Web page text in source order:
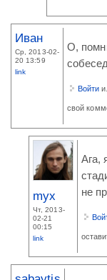
Иван
Ср, 2013-02-
20 13:59
link
О,
Войти
свой
myx
Чт, 2013-
02-21
00:15
link
Ага,
не